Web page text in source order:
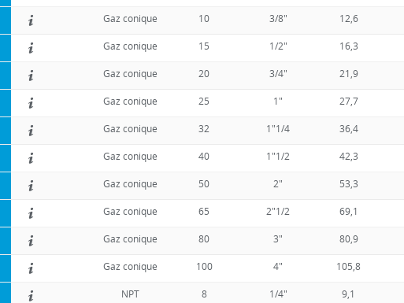
Gaz conique 10 3/8" 12,6
Gaz conique 15 1/2" 16,3
Gaz conique 20 3/4" 21,9
Gaz conique 25 1" 27,7
Gaz conique 32 1"1/4 36,4
Gaz conique 40 1"1/2 42,3
Gaz conique 50 2" 53,3
Gaz conique 65 2"1/2 69,1
Gaz conique 80 3" 80,9
Gaz conique 100 4" 105,8
NPT 8 1/4" 9,1